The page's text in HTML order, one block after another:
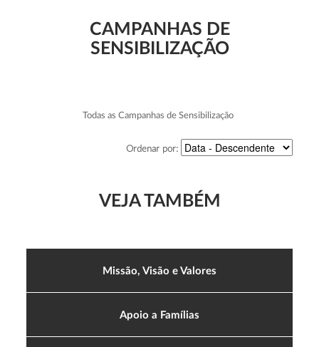
CAMPANHAS DE
SENSIBILIZAÇÃO
Todas as Campanhas de Sensibilização
Ordenar por:
VEJA TAMBÉM
Missão, Visão e Valores
Apoio a Famílias